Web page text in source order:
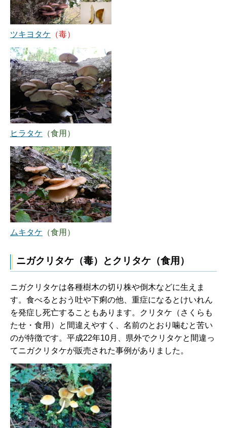
ツキヨタケ （毒）
ヒラタケ （食用）
ムキタケ （食用）
ニガクリタケ（毒）とクリタケ（食用）
ニガクリタケは各種樹木の切り株や倒木などに生えま
す。食べるとおう吐や下痢の他、重症になるとけいれん
を発症し死亡することもあります。クリタケ（さくらも
たせ・食用）と間違えやすく、名前のとおり噛むと苦い
のが特徴です。平成22年10月、県外でクリタケと間違っ
てニガクリタケが販売された事例がありました。